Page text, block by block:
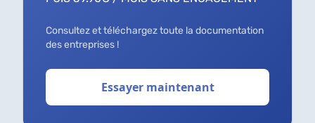
Consultez et téléchargez toute la documentation
des entreprises !
Essayer maintenant